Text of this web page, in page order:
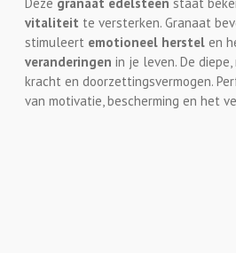
Deze granaat edelsteen staat
vitaliteit te versterken. Granaat
stimuleert emotioneel herstel en
veranderingen in je leven. De
kracht en doorzettingsvermogen.
van motivatie, bescherming en het